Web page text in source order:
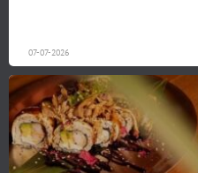
07-07-2026